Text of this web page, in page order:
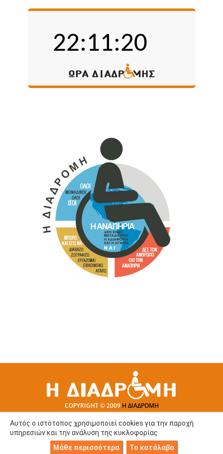
COPYRIGHT © 2009 Η ΔΙΑΔΡΟΜΗ
Αυτός ο ιστότοπος χρησιμοποιεί cookies για την παροχή
υπηρεσιών και την ανάλυση της κυκλοφορίας
Μάθε περισσότερα
Το κατάλαβα